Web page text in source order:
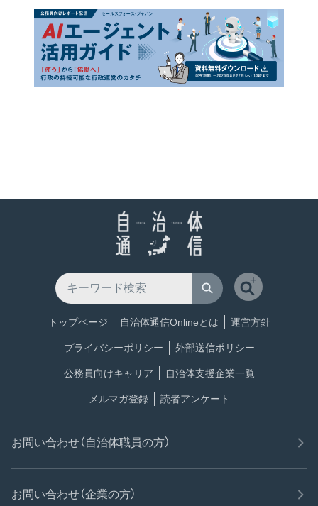
トップページ 自治体通信Onlineとは 運営方針
プライバシーポリシー 外部送信ポリシー
公務員向けキャリア 自治体支援企業一覧
メルマガ登録 読者アンケート
お問い合わせ（自治体職員の方）
お問い合わせ（企業の方）